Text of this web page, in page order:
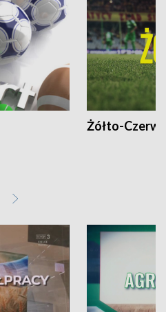
Żółto-